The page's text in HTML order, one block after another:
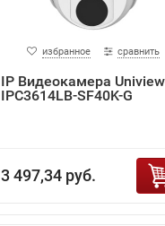
избранное сравнить
IP Видеокамера Uniview
IPC3614LB-SF40K-G
3 497,34 руб.